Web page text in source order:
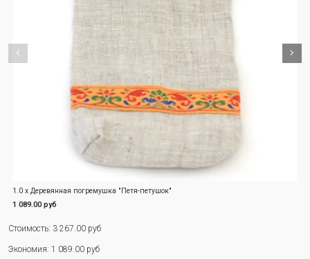
1.0 x Деревянная погремушка "Петя-петушок"
1 089.00 руб
Стоимость: 3 267.00 руб
Экономия: 1 089.00 руб